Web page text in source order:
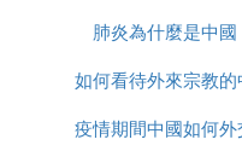
麼樣
肺炎為什麼是中國
如何看待外來宗教的
國化
疫情期間中國如何外